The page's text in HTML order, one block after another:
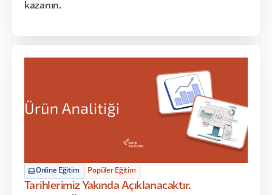
kazanın.
Online Eğitim Popüler Eğitim
Tarihlerimiz Yakında Açıklanacaktır.